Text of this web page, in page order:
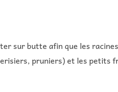
sur butte afin que les
pruniers) et les petits